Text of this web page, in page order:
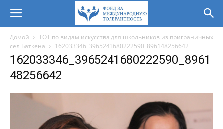
Домой
ТОТ по видам искусства для школьников из приграничных
сел Баткена
162033346_3965241680222590_896148256642
162033346_3965241680222590_8961
48256642